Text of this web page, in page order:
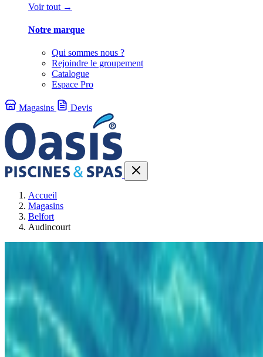
Voir tout →
Notre marque
Qui sommes nous ?
Rejoindre le groupement
Catalogue
Espace Pro
Magasins Devis
Accueil
Magasins
Belfort
Audincourt